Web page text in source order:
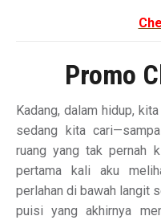
Promo
Kadang, dalam hidup,
sedang kita
ruang yang tak pernah
pertama kali aku
perlahan di bawah langit
puisi yang akhirnya